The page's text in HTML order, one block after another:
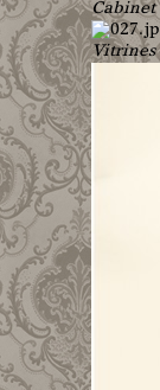
Cabinet
Vitrines